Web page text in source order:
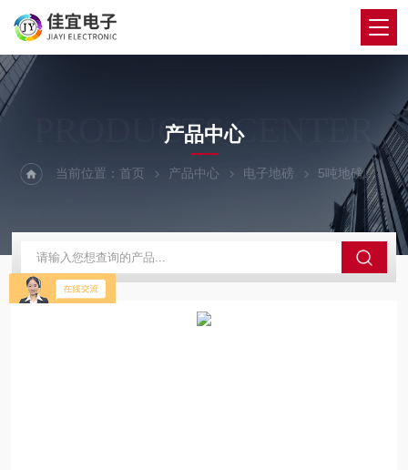
PRODUCTS CENTER
产品中心
当前位置：首页 产品中心 电子地磅 5吨地磅 句